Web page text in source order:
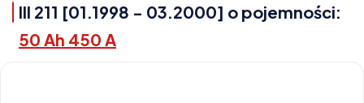
III 211 [01.1998 - 03.2000] o pojemności:
50 Ah 450 A